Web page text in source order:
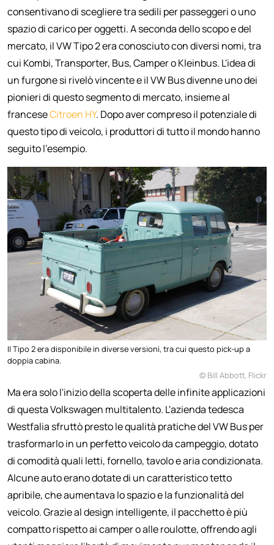
consentivano di scegliere tra sedili per passeggeri o uno
spazio di carico per oggetti. A seconda dello scopo e del
mercato, il VW Tipo 2 era conosciuto con diversi nomi, tra
cui Kombi, Transporter, Bus, Camper o Kleinbus. L'idea di
un furgone si rivelò vincente e il VW Bus divenne uno dei
pionieri di questo segmento di mercato, insieme al
franceseCitroen HY. Dopo aver compreso il potenziale di
questo tipo di veicolo, i produttori di tutto il mondo hanno
seguito l'esempio.
Il Tipo 2 era disponibile in diverse versioni, tra cui questo pick-up a
doppia cabina.
© Bill Abbott, Flickr
Ma era solo l'inizio della scoperta delle infinite applicazioni
di questa Volkswagen multitalento. L'azienda tedesca
Westfalia sfruttò presto le qualità pratiche del VW Bus per
trasformarlo in un perfetto veicolo da campeggio, dotato
di comodità quali letti, fornello, tavolo e aria condizionata.
Alcune auto erano dotate di un caratteristico tetto
apribile, che aumentava lo spazio e la funzionalità del
veicolo. Grazie al design intelligente, il pacchetto è più
compatto rispetto ai camper o alle roulotte, offrendo agli